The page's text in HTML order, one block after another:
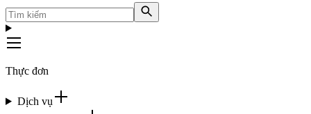
Thực đơn
Dịch vụ